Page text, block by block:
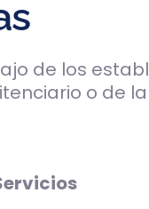
de los
o de